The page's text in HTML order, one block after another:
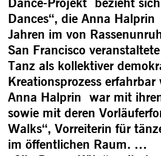
Dances“, die Anna
Jahren im von
San Francisco
Tanz als kollektiver
Kreationsprozess erfahrbar
Anna Halprin war mit
sowie mit deren
Walks“, Vorreiterin für
im öffentlichen Raum. …